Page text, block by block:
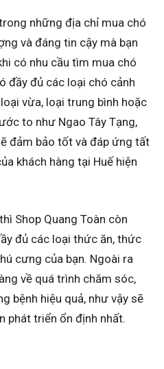
những địa chỉ mua chó
và đáng tin cậy mà bạn
có nhu cầu tìm mua chó
đầy đủ các loại chó cảnh
vừa, loại trung bình hoặc
to như Ngao Tây Tạng,
đảm bảo tốt và đáp ứng tất
khách hàng tại Huế hiện
Shop Quang Toàn còn
đủ các loại thức ăn, thức
cưng của bạn. Ngoài ra
về quá trình chăm sóc,
bệnh hiệu quả, như vậy sẽ
phát triển ổn định nhất.